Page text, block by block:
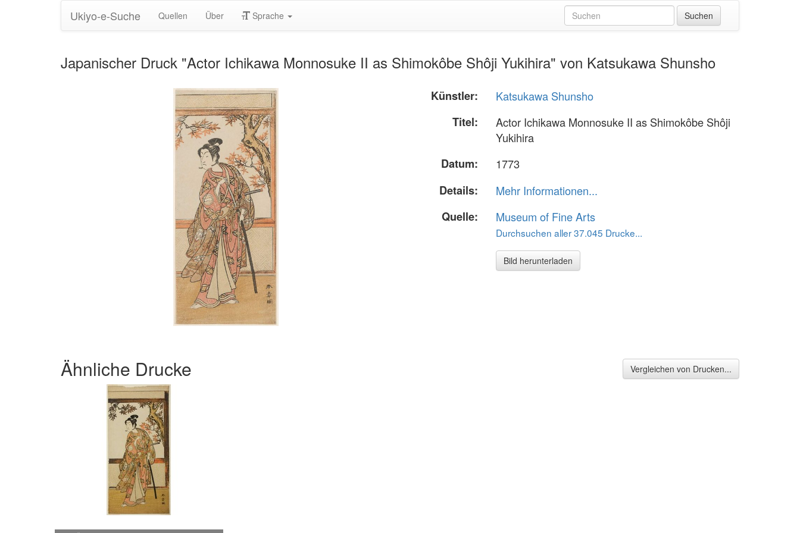
Ukiyo-e-Suche Quellen Über Sprache
Japanischer Druck "Actor Ichikawa Monnosuke II as Shimokôbe Shôji Yukihira" von Katsukawa Shunsho
Künstler:
Katsukawa Shunsho
Titel:
Actor Ichikawa Monnosuke II as Shimokôbe Shôji
Yukihira
Datum:
1773
Details:
Mehr Informationen...
Quelle:
Museum of Fine Arts
Durchsuchen aller 37.045 Drucke...
Bild herunterladen
Ähnliche Drucke Vergleichen von Drucken...